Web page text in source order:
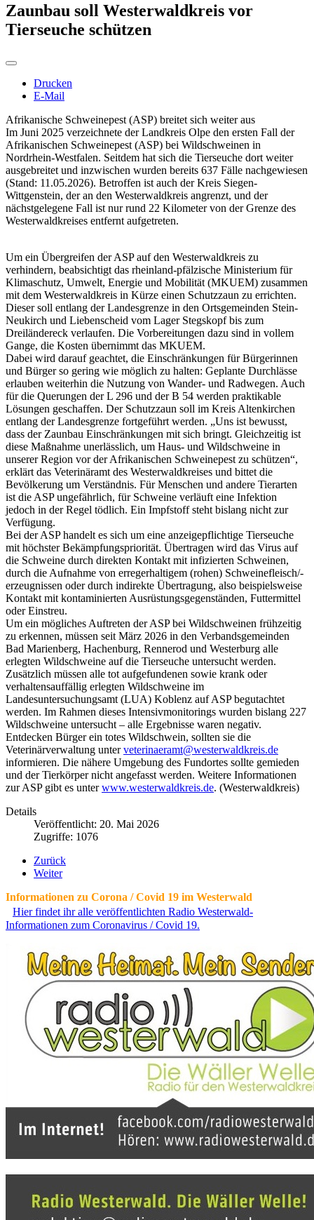
Zaunbau soll Westerwaldkreis vor
Tierseuche schützen
Drucken
E-Mail
Afrikanische Schweinepest (ASP) breitet sich weiter aus
Im Juni 2025 verzeichnete der Landkreis Olpe den ersten Fall der
Afrikanischen Schweinepest (ASP) bei Wildschweinen in
Nordrhein-Westfalen. Seitdem hat sich die Tierseuche dort weiter
ausgebreitet und inzwischen wurden bereits 637 Fälle nachgewiesen
(Stand: 11.05.2026). Betroffen ist auch der Kreis Siegen-
Wittgenstein, der an den Westerwaldkreis angrenzt, und der
nächstgelegene Fall ist nur rund 22 Kilometer von der Grenze des
Westerwaldkreises entfernt aufgetreten.
Um ein Übergreifen der ASP auf den Westerwaldkreis zu
verhindern, beabsichtigt das rheinland-pfälzische Ministerium für
Klimaschutz, Umwelt, Energie und Mobilität (MKUEM) zusammen
mit dem Westerwaldkreis in Kürze einen Schutzzaun zu errichten.
Dieser soll entlang der Landesgrenze in den Ortsgemeinden Stein-
Neukirch und Liebenscheid vom Lager Stegskopf bis zum
Dreiländereck verlaufen. Die Vorbereitungen dazu sind in vollem
Gange, die Kosten übernimmt das MKUEM.
Dabei wird darauf geachtet, die Einschränkungen für Bürgerinnen
und Bürger so gering wie möglich zu halten: Geplante Durchlässe
erlauben weiterhin die Nutzung von Wander- und Radwegen. Auch
für die Querungen der L 296 und der B 54 werden praktikable
Lösungen geschaffen. Der Schutzzaun soll im Kreis Altenkirchen
entlang der Landesgrenze fortgeführt werden. „Uns ist bewusst,
dass der Zaunbau Einschränkungen mit sich bringt. Gleichzeitig ist
diese Maßnahme unerlässlich, um Haus- und Wildschweine in
unserer Region vor der Afrikanischen Schweinepest zu schützen“,
erklärt das Veterinäramt des Westerwaldkreises und bittet die
Bevölkerung um Verständnis. Für Menschen und andere Tierarten
ist die ASP ungefährlich, für Schweine verläuft eine Infektion
jedoch in der Regel tödlich. Ein Impfstoff steht bislang nicht zur
Verfügung.
Bei der ASP handelt es sich um eine anzeigepflichtige Tierseuche
mit höchster Bekämpfungspriorität. Übertragen wird das Virus auf
die Schweine durch direkten Kontakt mit infizierten Schweinen,
durch die Aufnahme von erregerhaltigem (rohen) Schweinefleisch/-
erzeugnissen oder durch indirekte Übertragung, also beispielsweise
Kontakt mit kontaminierten Ausrüstungsgegenständen, Futtermittel
oder Einstreu.
Um ein mögliches Auftreten der ASP bei Wildschweinen frühzeitig
zu erkennen, müssen seit März 2026 in den Verbandsgemeinden
Bad Marienberg, Hachenburg, Rennerod und Westerburg alle
erlegten Wildschweine auf die Tierseuche untersucht werden.
Zusätzlich müssen alle tot aufgefundenen sowie krank oder
verhaltensauffällig erlegten Wildschweine im
Landesuntersuchungsamt (LUA) Koblenz auf ASP begutachtet
werden. Im Rahmen dieses Intensivmonitorings wurden bislang 227
Wildschweine untersucht – alle Ergebnisse waren negativ.
Entdecken Bürger ein totes Wildschwein, sollten sie die
Veterinärverwaltung unterveterinaeramt@westerwaldkreis.de
informieren. Die nähere Umgebung des Fundortes sollte gemieden
und der Tierkörper nicht angefasst werden. Weitere Informationen
zur ASP gibt es unterwww.westerwaldkreis.de. (Westerwaldkreis)
Details
Veröffentlicht: 20. Mai 2026
Zugriffe: 1076
Zurück
Weiter
Informationen zu Corona / Covid 19 im Westerwald
Hier findet ihr alle veröffentlichten Radio Westerwald-
Informationen zum Coronavirus / Covid 19.